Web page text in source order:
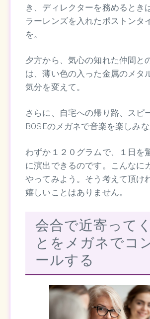
き、ディレクターを務めるとき
ラーレンズを入れたポストンタ
を。
夕方から、気心の知れた仲間と
は、薄い色の入った金属のメタ
気分を変えて。
さらに、自宅への帰り路、スピ
BOSEのメガネで音楽を楽しみな
わずか１２０グラムで、１日を
に演出できるのです。こんなに
やってみよう。そう考えて頂け
嬉しいことはありません。
会合で近寄って
とをメガネでコ
ールする